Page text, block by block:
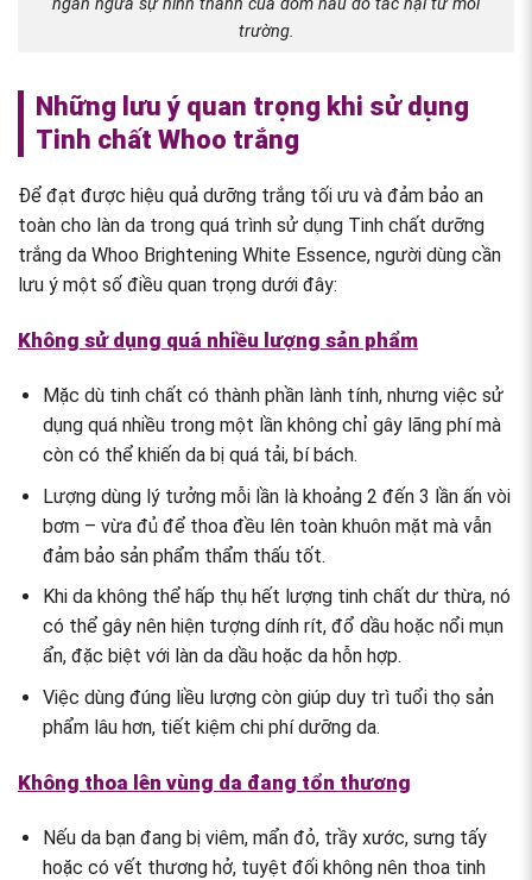
ngăn ngừa sự hình thành của đốm nâu do tác hại từ môi
trường.
Những lưu ý quan trọng khi sử dụng
Tinh chất Whoo trắng
Để đạt được hiệu quả dưỡng trắng tối ưu và đảm bảo an
toàn cho làn da trong quá trình sử dụng Tinh chất dưỡng
trắng da Whoo Brightening White Essence, người dùng cần
lưu ý một số điều quan trọng dưới đây:
Không sử dụng quá nhiều lượng sản phẩm
Mặc dù tinh chất có thành phần lành tính, nhưng việc sử
dụng quá nhiều trong một lần không chỉ gây lãng phí mà
còn có thể khiến da bị quá tải, bí bách.
Lượng dùng lý tưởng mỗi lần là khoảng 2 đến 3 lần ấn vòi
bơm – vừa đủ để thoa đều lên toàn khuôn mặt mà vẫn
đảm bảo sản phẩm thẩm thấu tốt.
Khi da không thể hấp thụ hết lượng tinh chất dư thừa, nó
có thể gây nên hiện tượng dính rít, đổ dầu hoặc nổi mụn
ẩn, đặc biệt với làn da dầu hoặc da hỗn hợp.
Việc dùng đúng liều lượng còn giúp duy trì tuổi thọ sản
phẩm lâu hơn, tiết kiệm chi phí dưỡng da.
Không thoa lên vùng da đang tổn thương
Nếu da bạn đang bị viêm, mẩn đỏ, trầy xước, sưng tấy
hoặc có vết thương hở, tuyệt đối không nên thoa tinh